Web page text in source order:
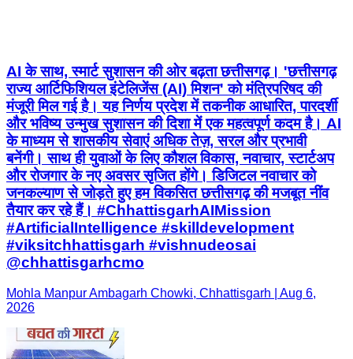
AI के साथ, स्मार्ट सुशासन की ओर बढ़ता छत्तीसगढ़। 'छत्तीसगढ़
राज्य आर्टिफिशियल इंटेलिजेंस (AI) मिशन' को मंत्रिपरिषद की
मंजूरी मिल गई है। यह निर्णय प्रदेश में तकनीक आधारित, पारदर्शी
और भविष्य उन्मुख सुशासन की दिशा में एक महत्वपूर्ण कदम है। AI
के माध्यम से शासकीय सेवाएं अधिक तेज़, सरल और प्रभावी
बनेंगी। साथ ही युवाओं के लिए कौशल विकास, नवाचार, स्टार्टअप
और रोजगार के नए अवसर सृजित होंगे। डिजिटल नवाचार को
जनकल्याण से जोड़ते हुए हम विकसित छत्तीसगढ़ की मजबूत नींव
तैयार कर रहे हैं। #ChhattisgarhAIMission
#ArtificialIntelligence #skilldevelopment
#viksitchhattisgarh #vishnudeosai
@chhattisgarhcmo
Mohla Manpur Ambagarh Chowki, Chhattisgarh | Aug 6,
2026